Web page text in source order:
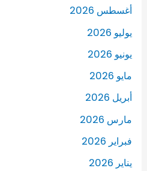
أغسطس 2026
يوليو 2026
يونيو 2026
مايو 2026
أبريل 2026
مارس 2026
فبراير 2026
يناير 2026